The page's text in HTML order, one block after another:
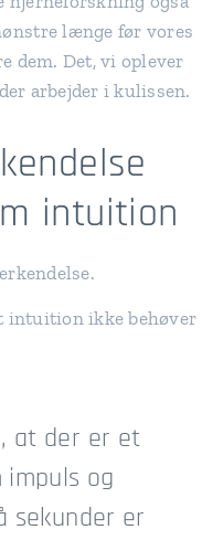
længe før vores
dem. Det, vi oplever
arbejder i kulissen.
intuition
intuition ikke behøver
at der er et
og
sekunder er